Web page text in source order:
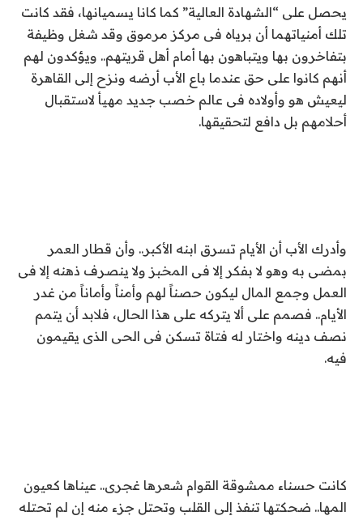
يحصل على “الشهادة العالية” كما كانا يسميانها، فقد كانت
تلك أمنياتهما أن برياه فى مركز مرموق وقد شغل وظيفة
بتفاخرون بها ويتباهون بها أمام أهل قريتهم.. ويؤكدون لهم
أنهم كانوا على حق عندما باع الأب أرضه ونزح إلى القاهرة
ليعيش هو وأولاده فى عالم خصب جديد مهيأ لاستقبال
أحلامهم بل دافع لتحقيقها.
وأدرك الأب أن الأيام تسرق ابنه الأكبر.. وأن قطار العمر
بمضى به وهو لا بفكر إلا فى المخبز ولا ينصرف ذهنه إلا فى
العمل وجمع المال ليكون حصناً لهم وأمناً وأماناً من غدر
الأيام.. فصمم على ألا يتركه على هذا الحال، فلابد أن يتمم
نصف دينه واختار له فتاة تسكن فى الحى الذى يقيمون
فيه.
كانت حسناء ممشوقة القوام شعرها غجرى.. عيناها كعيون
المها.. ضحكتها تنفذ إلى القلب وتحتل جزء منه إن لم تحتله